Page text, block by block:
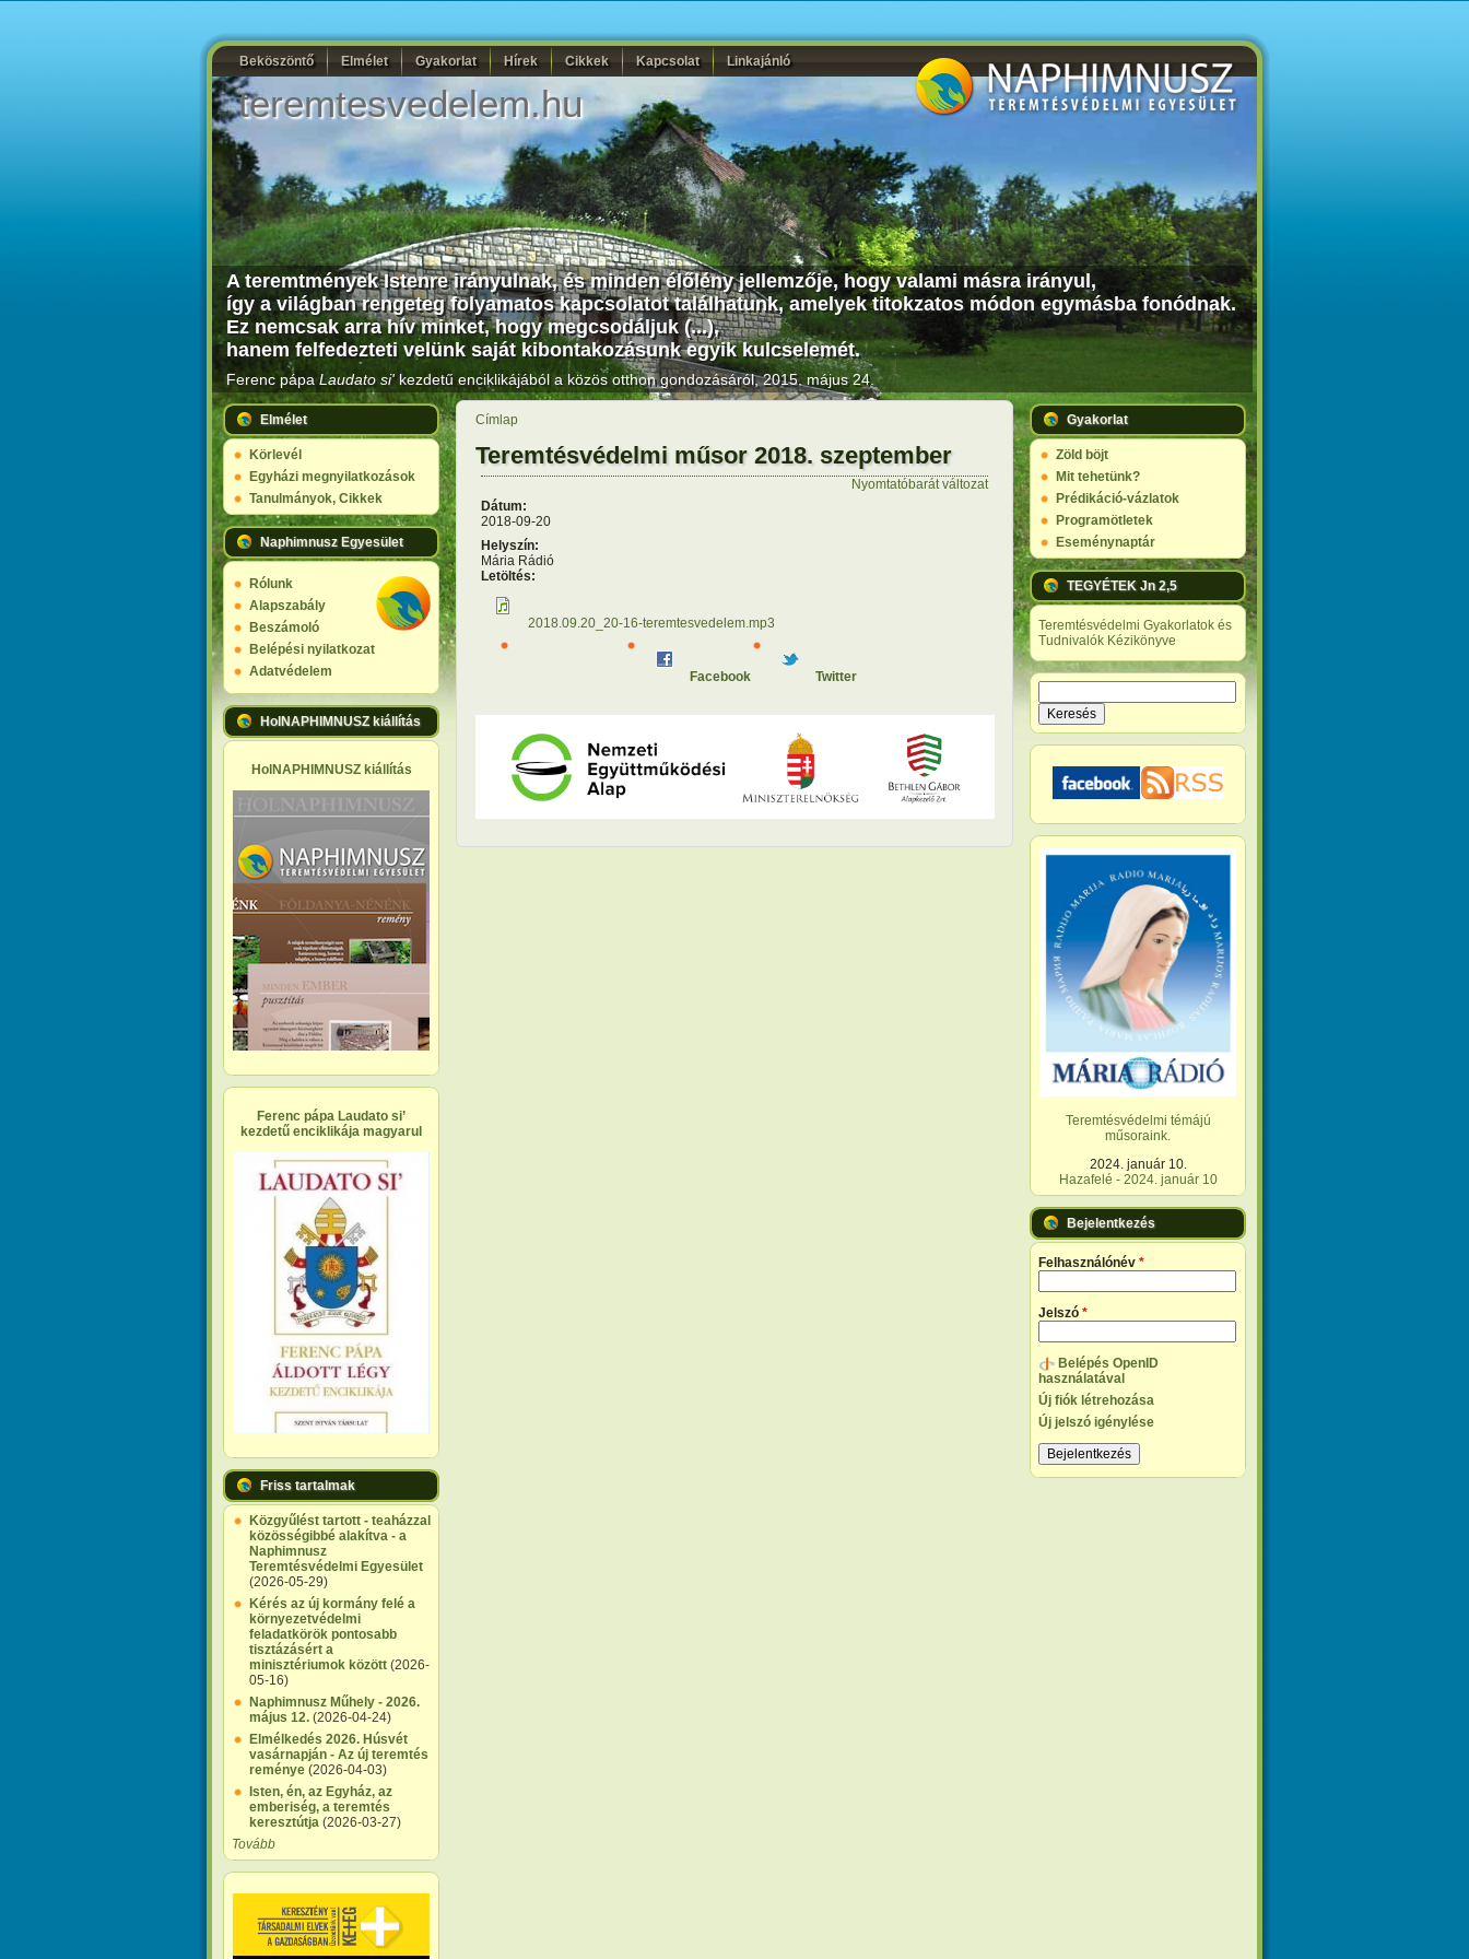
Beköszöntő Elmélet Gyakorlat Hírek Cikkek Kapcsolat Linkajánló
teremtesvedelem.hu
A teremtmények Istenre irányulnak, és minden élőlény jellemzője, hogy valami másra irányul,
így a világban rengeteg folyamatos kapcsolatot találhatunk, amelyek titokzatos módon egymásba fonódnak.
Ez nemcsak arra hív minket, hogy megcsodáljuk (...),
hanem felfedezteti velünk saját kibontakozásunk egyik kulcselemét.
Ferenc pápaLaudato si'kezdetű enciklikájából a közös otthon gondozásáról, 2015. május 24.
Elmélet
Körlevél
Egyházi megnyilatkozások
Tanulmányok, Cikkek
Naphimnusz Egyesület
Rólunk
Alapszabály
Beszámoló
Belépési nyilatkozat
Adatvédelem
HolNAPHIMNUSZ kiállítás
HolNAPHIMNUSZ kiállítás
Ferenc pápa Laudato si’
kezdetű enciklikája magyarul
Friss tartalmak
Közgyűlést tartott - teaházzal
közösségibbé alakítva - a
Naphimnusz
Teremtésvédelmi Egyesület
(2026-05-29)
Kérés az új kormány felé a
környezetvédelmi
feladatkörök pontosabb
tisztázásért a
minisztériumok között (2026-
05-16)
Naphimnusz Műhely - 2026.
május 12. (2026-04-24)
Elmélkedés 2026. Húsvét
vasárnapján - Az új teremtés
reménye (2026-04-03)
Isten, én, az Egyház, az
emberiség, a teremtés
keresztútja (2026-03-27)
Tovább
Címlap
Teremtésvédelmi műsor 2018. szeptember
Nyomtatóbarát változat
Dátum:
2018-09-20
Helyszín:
Mária Rádió
Letöltés:
2018.09.20_20-16-teremtesvedelem.mp3
Facebook Twitter
Gyakorlat
Zöld böjt
Mit tehetünk?
Prédikáció-vázlatok
Programötletek
Eseménynaptár
TEGYÉTEK Jn 2,5
Teremtésvédelmi Gyakorlatok és
Tudnivalók Kézikönyve
Keresés űrlap
Teremtésvédelmi témájú
műsoraink.
2024. január 10.
Hazafelé - 2024. január 10
Bejelentkezés
Felhasználónév *
Jelszó *
Belépés OpenID
használatával
Új fiók létrehozása
Új jelszó igénylése